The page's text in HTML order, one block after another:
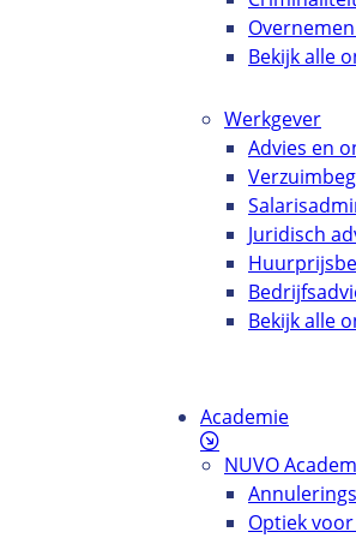
Bekijk alle
Werkgever
Advies en
Juridisch
Bekijk alle
Academie
NUVO
Optiek